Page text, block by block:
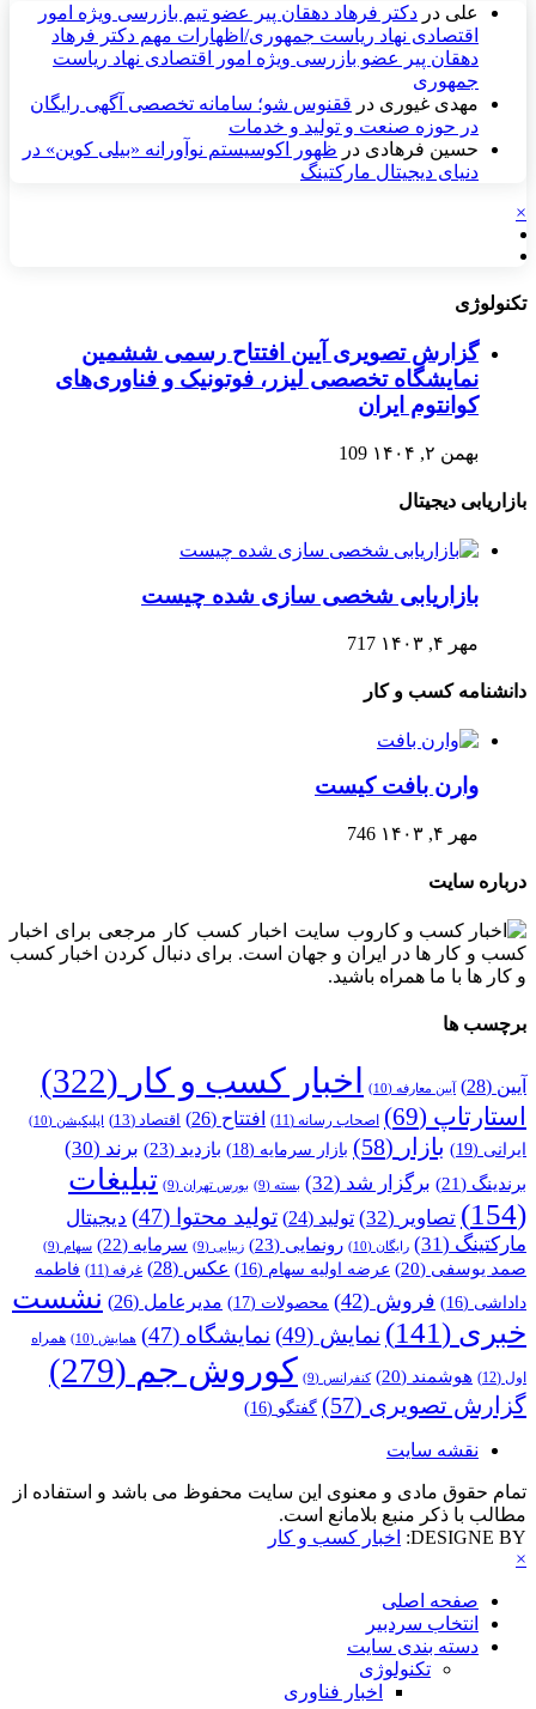
علی در دکتر فرهاد دهقان پیر عضو تيم بازرسی ويژه امور
اقتصادی نهاد رياست جمهوری/اظهارات مهم دکتر فرهاد
دهقان پیر عضو بازرسی ویژه امور اقتصادی نهاد ریاست
جمهوری
مهدی غیوری در ققنوس شو؛ سامانه تخصصی آگهی رایگان
در حوزه صنعت و تولید و خدمات
حسین فرهادی در ظهور اکوسیستم نوآورانه «بیلی کوین» در
دنیای دیجیتال مارکتینگ
×
تکنولوژی
گزارش تصویری آیین افتتاح رسمی ششمین
نمایشگاه تخصصی لیزر، فوتونیک و فناوری‌های
کوانتوم ایران
بهمن ۲, ۱۴۰۴ 109
بازاریابی دیجیتال
بازاریابی شخصی سازی شده چیست
مهر ۴, ۱۴۰۳ 717
دانشنامه کسب و کار
وارن بافت کیست
مهر ۴, ۱۴۰۳ 746
درباره سایت
وب سایت اخبار کسب کار مرجعی برای اخبار
کسب و کار ها در ایران و جهان است. برای دنبال کردن اخبار کسب
و کار ها با ما همراه باشید.
برچسب ها
آیین (28) آیین معارفه (10) اخبار کسب و کار (322)
استارتاپ (69) اصحاب رسانه (11) افتتاح (26) اقتصاد (13) اپلیکیشن (10)
ایرانی (19) بازار (58) بازار سرمایه (18) بازدید (23) برند (30)
برندینگ (21) برگزار شد (32) بسته (9) بورس تهران (9)
تبلیغات
(154)
تصاویر (32) تولید (24) تولید محتوا (47)
دیجیتال
مارکتینگ (31) رایگان (10) رونمایی (23) زیبایی (9) سرمایه (22) سهام (9)
صمد یوسفی (20) عرضه اولیه سهام (16) عکس (28) غرفه (11)
فاطمه
داداشی (16) فروش (42) محصولات (17) مدیرعامل (26)
نشست
خبری (141) نمایش (49) نمایشگاه (47) همایش (10) همراه
اول (12) هوشمند (20) کنفرانس (9) کوروش جم (279)
گزارش تصویری (57) گفتگو (16)
نقشه سایت
تمام حقوق مادی و معنوی این سایت محفوظ می باشد و استفاده از
مطالب با ذکر منبع بلامانع است.
DESIGNE BY:
اخبار کسب و کار
×
صفحه اصلی
انتخاب سردبیر
دسته بندی سایت
تکنولوژی
اخبار فناوری